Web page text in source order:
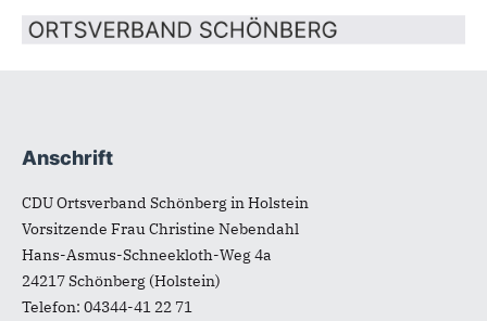
Fußbereich
Anschrift
CDU Ortsverband Schönberg in Holstein
Vorsitzende Frau Christine Nebendahl
Hans-Asmus-Schneekloth-Weg 4a
24217Schönberg (Holstein)
Telefon: 04344-41 22 71